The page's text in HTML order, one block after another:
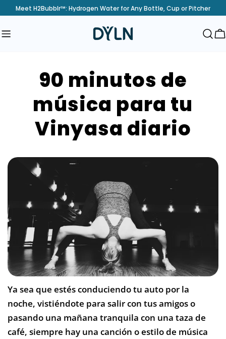
saltar
contenido
Meet H2Bubblr™: Hydrogen Water for Any Bottle, Cup or Pitcher
90 minutos de
música para tu
Vinyasa diario
Ya sea que estés conduciendo tu auto por la
noche, vistiéndote para salir con tus amigos o
pasando una mañana tranquila con una taza de
café, siempre hay una canción o estilo de música